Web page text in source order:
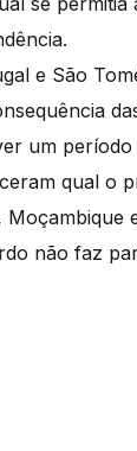
e São
um período
qual o
não faz